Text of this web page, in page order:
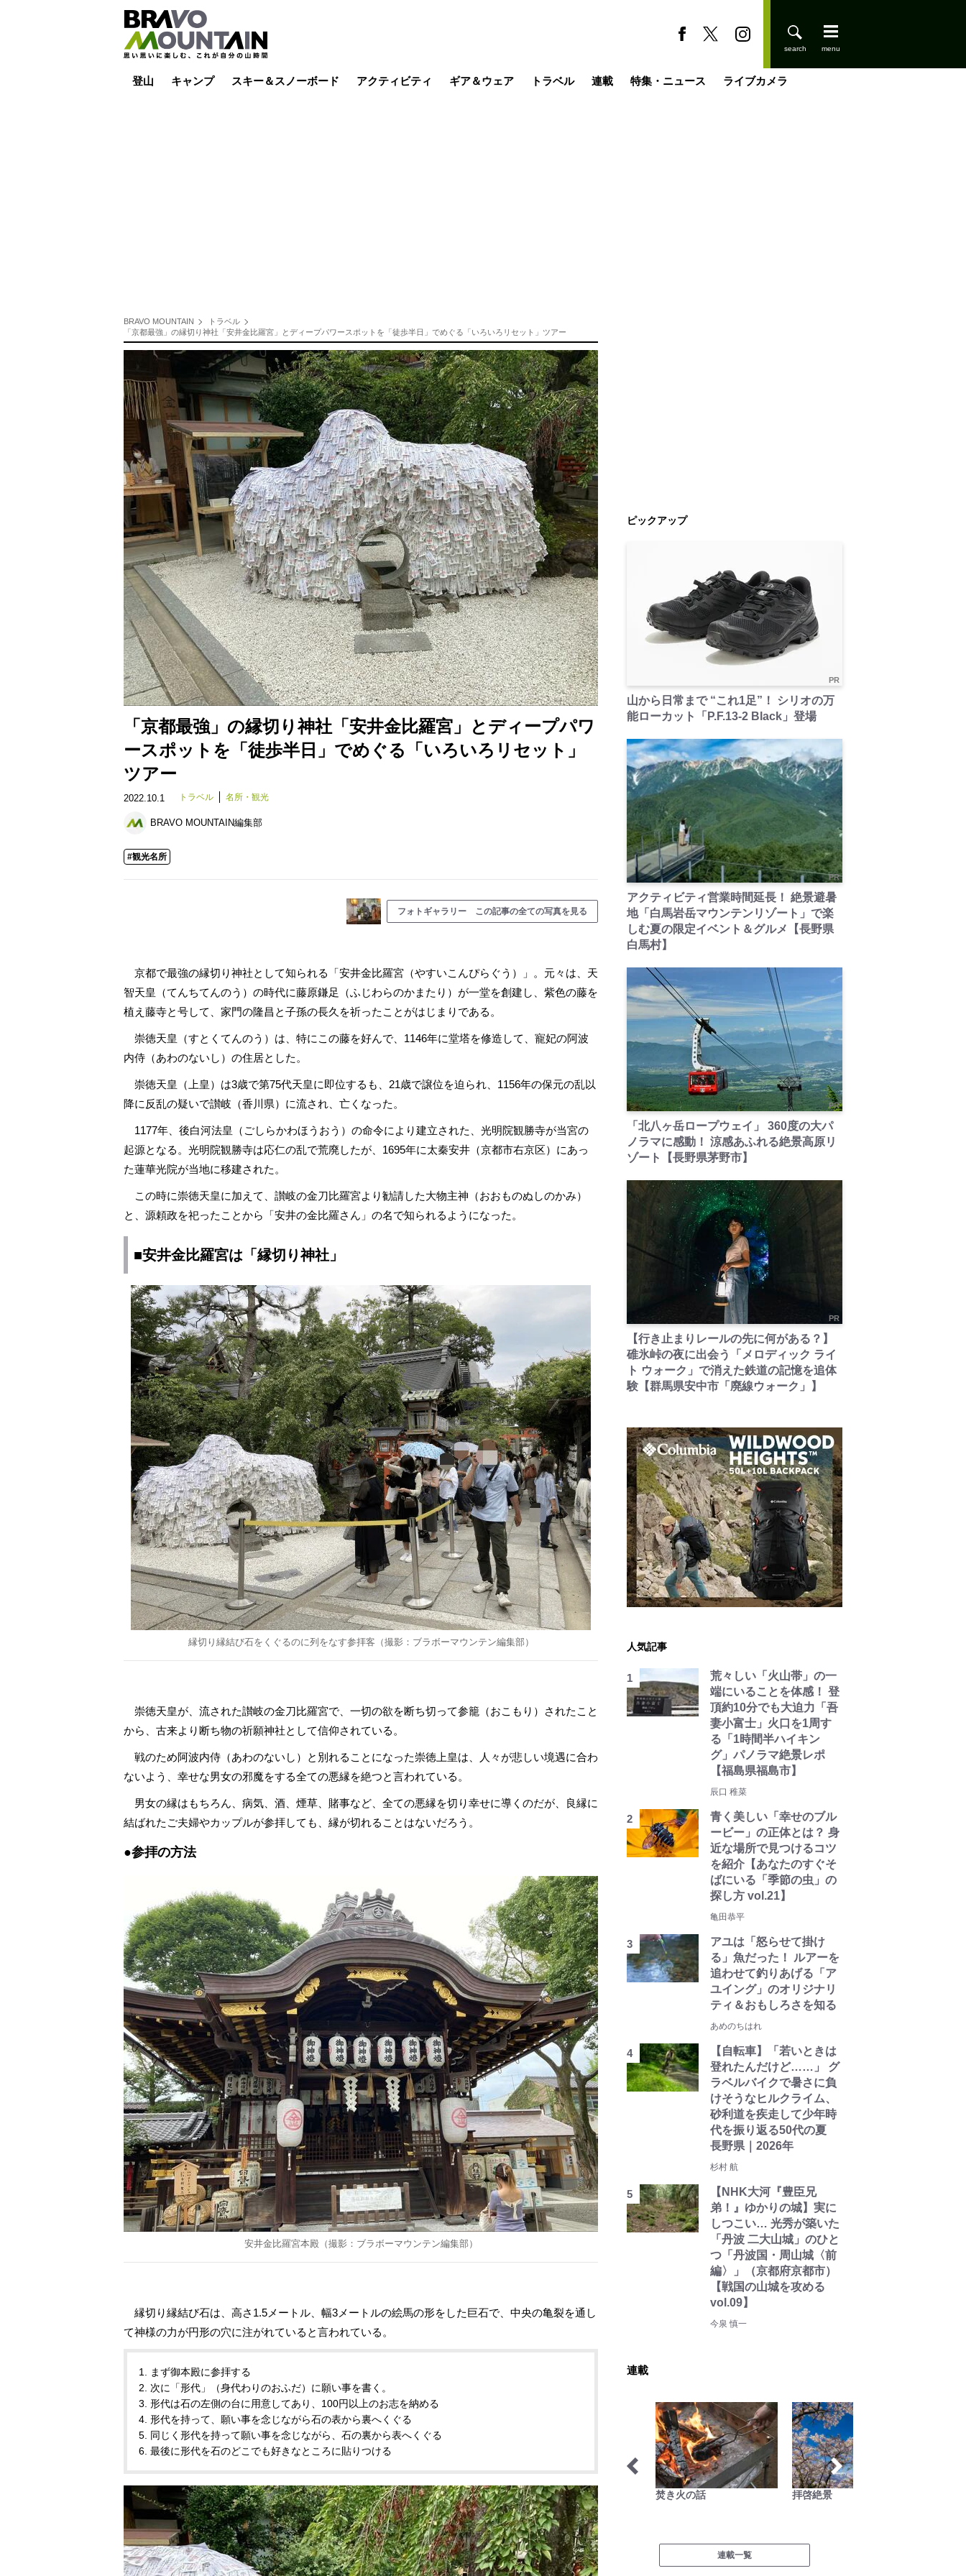
登山 キャンプ スキー＆スノーボード アクティビティ ギア＆ウェア トラベル 連載 特集・ニュース ライブカメラ
BRAVO MOUNTAIN
トラベル
「京都最強」の縁切り神社「安井金比羅宮」とディープパワースポットを「徒歩半日」でめぐる「いろいろリセット」ツアー
「京都最強」の縁切り神社「安井金比羅宮」とディープパワ
ースポットを「徒歩半日」でめぐる「いろいろリセット」
ツアー
2022.10.1 トラベル 名所・観光
BRAVO MOUNTAIN編集部
#観光名所
フォトギャラリー この記事の全ての写真を見る
京都で最強の縁切り神社として知られる「安井金比羅宮（やすいこんぴらぐう）」。元々は、天
智天皇（てんちてんのう）の時代に藤原鎌足（ふじわらのかまたり）が一堂を創建し、紫色の藤を
植え藤寺と号して、家門の隆昌と子孫の長久を祈ったことがはじまりである。
崇徳天皇（すとくてんのう）は、特にこの藤を好んで、1146年に堂塔を修造して、寵妃の阿波
内侍（あわのないし）の住居とした。
崇徳天皇（上皇）は3歳で第75代天皇に即位するも、21歳で譲位を迫られ、1156年の保元の乱以
降に反乱の疑いで讃岐（香川県）に流され、亡くなった。
1177年、後白河法皇（ごしらかわほうおう）の命令により建立された、光明院観勝寺が当宮の
起源となる。光明院観勝寺は応仁の乱で荒廃したが、1695年に太秦安井（京都市右京区）にあっ
た蓮華光院が当地に移建された。
この時に崇徳天皇に加えて、讃岐の金刀比羅宮より勧請した大物主神（おおものぬしのかみ）
と、源頼政を祀ったことから「安井の金比羅さん」の名で知られるようになった。
■安井金比羅宮は「縁切り神社」
縁切り縁結び石をくぐるのに列をなす参拝客（撮影：ブラボーマウンテン編集部）
崇徳天皇が、流された讃岐の金刀比羅宮で、一切の欲を断ち切って参籠（おこもり）されたこと
から、古来より断ち物の祈願神社として信仰されている。
戦のため阿波内侍（あわのないし）と別れることになった崇徳上皇は、人々が悲しい境遇に合わ
ないよう、幸せな男女の邪魔をする全ての悪縁を絶つと言われている。
男女の縁はもちろん、病気、酒、煙草、賭事など、全ての悪縁を切り幸せに導くのだが、良縁に
結ばれたご夫婦やカップルが参拝しても、縁が切れることはないだろう。
●参拝の方法
安井金比羅宮本殿（撮影：ブラボーマウンテン編集部）
縁切り縁結び石は、高さ1.5メートル、幅3メートルの絵馬の形をした巨石で、中央の亀裂を通し
て神様の力が円形の穴に注がれていると言われている。
1. まず御本殿に参拝する
2. 次に「形代」（身代わりのおふだ）に願い事を書く。
3. 形代は石の左側の台に用意してあり、100円以上のお志を納める
4. 形代を持って、願い事を念じながら石の表から裏へくぐる
5. 同じく形代を持って願い事を念じながら、石の裏から表へくぐる
6. 最後に形代を石のどこでも好きなところに貼りつける
ピックアップ
PR
山から日常まで “これ1足”！ シリオの万
能ローカット「P.F.13-2 Black」登場
PR
アクティビティ営業時間延長！ 絶景避暑
地「白馬岩岳マウンテンリゾート」で楽
しむ夏の限定イベント＆グルメ【長野県
白馬村】
PR
「北八ヶ岳ロープウェイ」 360度の大パ
ノラマに感動！ 涼感あふれる絶景高原リ
ゾート【長野県茅野市】
PR
【行き止まりレールの先に何がある？】
碓氷峠の夜に出会う「メロディック ライ
ト ウォーク」で消えた鉄道の記憶を追体
験【群馬県安中市「廃線ウォーク」】
人気記事
荒々しい「火山帯」の一
端にいることを体感！ 登
頂約10分でも大迫力「吾
妻小富士」火口を1周す
る「1時間半ハイキン
グ」パノラマ絶景レポ
【福島県福島市】
辰口 稚菜
青く美しい「幸せのブル
ービー」の正体とは？ 身
近な場所で見つけるコツ
を紹介【あなたのすぐそ
ばにいる「季節の虫」の
探し方 vol.21】
亀田恭平
アユは「怒らせて掛け
る」魚だった！ ルアーを
追わせて釣りあげる「ア
ユイング」のオリジナリ
ティ＆おもしろさを知る
あめのちはれ
【自転車】「若いときは
登れたんだけど……」 グ
ラベルバイクで暑さに負
けそうなヒルクライム、
砂利道を疾走して少年時
代を振り返る50代の夏
長野県｜2026年
杉村 航
【NHK大河『豊臣兄
弟！』ゆかりの城】実に
しつこい… 光秀が築いた
「丹波 二大山城」のひと
つ「丹波国・周山城〈前
編〉」（京都府京都市）
【戦国の山城を攻める
vol.09】
今泉 慎一
連載
低山カレンダー
ユーコンカワイの川サウナ
研究所
焚き火の話 拝啓絶景
連載一覧